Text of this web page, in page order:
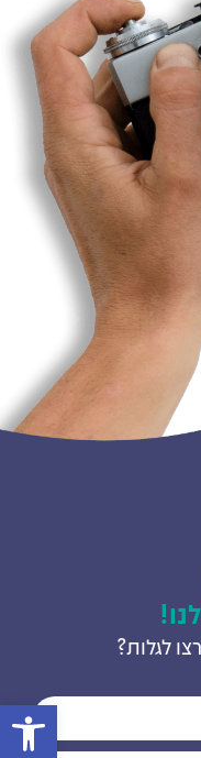
פתח
לגלות?